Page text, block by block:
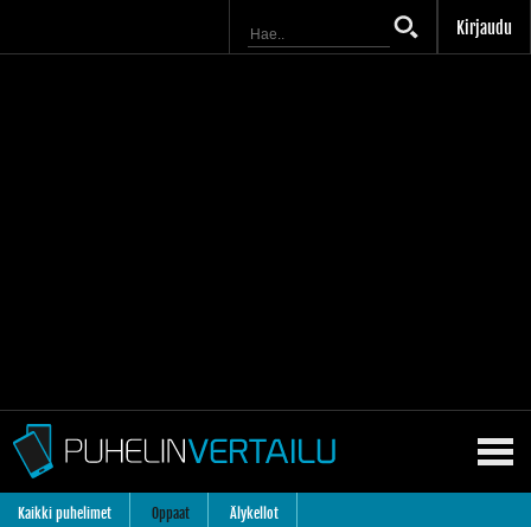
Kirjaudu
Kaikki puhelimet Oppaat Älykellot